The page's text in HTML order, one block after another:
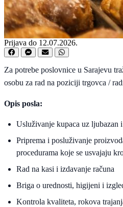
Prijava do 12.07.2026.
Za potrebe poslovnice u Sarajevu
osobu za rad na poziciji trgovca /
Opis posla:
Usluživanje kupaca uz ljubazan
Priprema i posluživanje
procedurama koje se usvajaju
Rad na kasi i izdavanje računa
Briga o urednosti, higijeni i
Kontrola kvaliteta, rokova